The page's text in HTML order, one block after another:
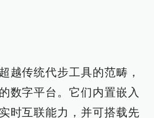
越传统代步工具的范畴，
数字平台。它们内置嵌入
时互联能力，并可搭载先